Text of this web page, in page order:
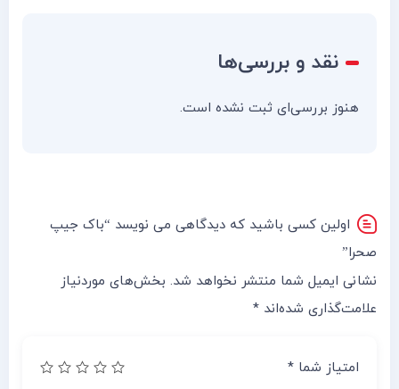
نقد و بررسی‌ها
هنوز بررسی‌ای ثبت نشده است.
اولین کسی باشید که دیدگاهی می نویسد “باک جیپ
صحرا”
نشانی ایمیل شما منتشر نخواهد شد. بخش‌های موردنیاز
علامت‌گذاری شده‌اند *
امتیاز شما *